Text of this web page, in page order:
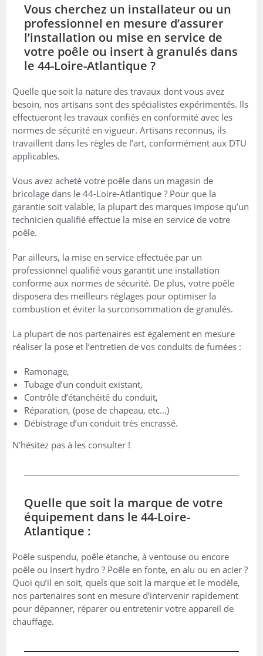
Vous cherchez un installateur ou un
professionnel en mesure d’assurer
l’installation ou mise en service de
votre poêle ou insert à granulés dans
le 44-Loire-Atlantique ?
Quelle que soit la nature des travaux dont vous avez
besoin, nos artisans sont des spécialistes expérimentés. Ils
effectueront les travaux confiés en conformité avec les
normes de sécurité en vigueur. Artisans reconnus, ils
travaillent dans les règles de l’art, conformément aux DTU
applicables.
Vous avez acheté votre poêle dans un magasin de
bricolage dans le 44-Loire-Atlantique ? Pour que la
garantie soit valable, la plupart des marques impose qu’un
technicien qualifié effectue la mise en service de votre
poêle.
Par ailleurs, la mise en service effectuée par un
professionnel qualifié vous garantit une installation
conforme aux normes de sécurité. De plus, votre poêle
disposera des meilleurs réglages pour optimiser la
combustion et éviter la surconsommation de granulés.
La plupart de nos partenaires est également en mesure
réaliser la pose et l’entretien de vos conduits de fumées :
Ramonage,
Tubage d’un conduit existant,
Contrôle d’étanchéité du conduit,
Réparation, (pose de chapeau, etc…)
Débistrage d’un conduit très encrassé.
N’hésitez pas à les consulter !
Quelle que soit la marque de votre
équipement dans le 44-Loire-
Atlantique :
Poêle suspendu, poêle étanche, à ventouse ou encore
poêle ou insert hydro ? Poêle en fonte, en alu ou en acier ?
Quoi qu’il en soit, quels que soit la marque et le modèle,
nos partenaires sont en mesure d’intervenir rapidement
pour dépanner, réparer ou entretenir votre appareil de
chauffage.